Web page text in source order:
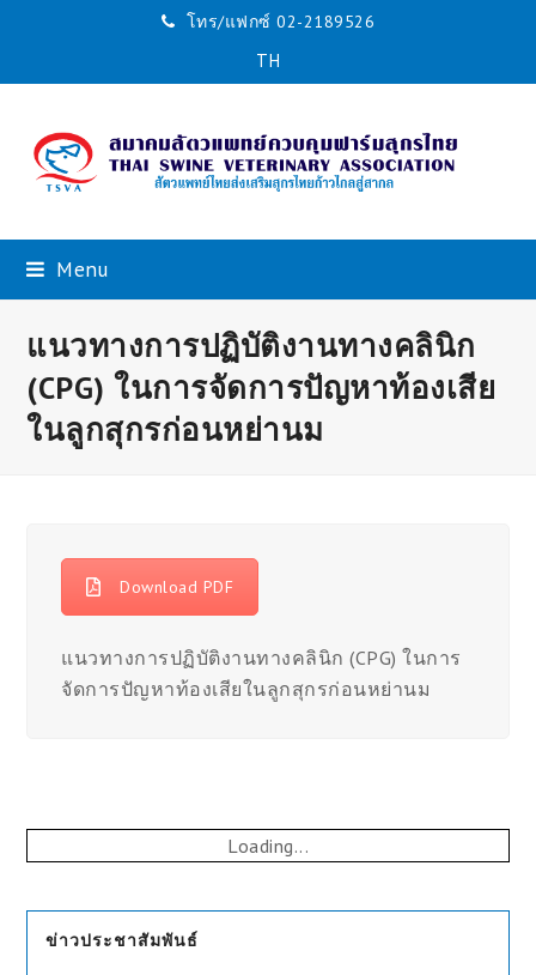
โทร/แฟกซ์ 02-2189526
TH
Menu
แนวทางการปฏิบัติงานทางคลินิก
(CPG) ในการจัดการปัญหาท้องเสีย
ในลูกสุกรก่อนหย่านม
Download PDF
แนวทางการปฏิบัติงานทางคลินิก (CPG) ในการ
จัดการปัญหาท้องเสียในลูกสุกรก่อนหย่านม
Loading...
ข่าวประชาสัมพันธ์